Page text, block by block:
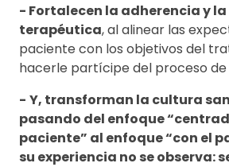
- Fortalecen la adherencia y
terapéutica, al alinear las
paciente con los objetivos del
hacerle partícipe del proceso de
- Y, transforman la cultura
pasando del enfoque
paciente” al enfoque “con el
su experiencia no se observa: